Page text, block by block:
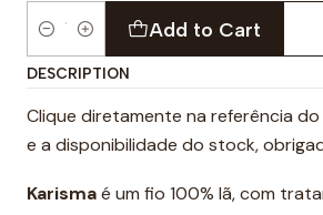
Quantity
Add to Cart
DESCRIPTION
Clique diretamente na referência
e a disponibilidade do stock,
Karismaé um fio 100% lã, com